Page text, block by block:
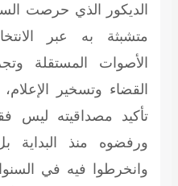
الديكور الذي حرصت
متشبثة به عبر
الأصوات المستقلة
القضاء وتسخير
تأكيد مصداقيته
ورفضوه منذ
وانخرطوا فيه في